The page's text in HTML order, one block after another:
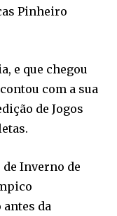
Pinheiro
e que chegou
com a sua
de Jogos
de Inverno de
da